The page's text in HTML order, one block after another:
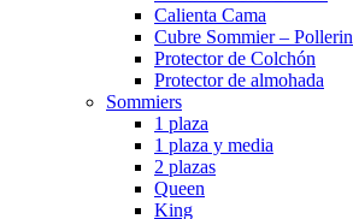
Calienta Cama
Cubre Sommier – Pollerin
Protector de Colchón
Protector de almohada
Sommiers
1 plaza
1 plaza y media
2 plazas
Queen
King